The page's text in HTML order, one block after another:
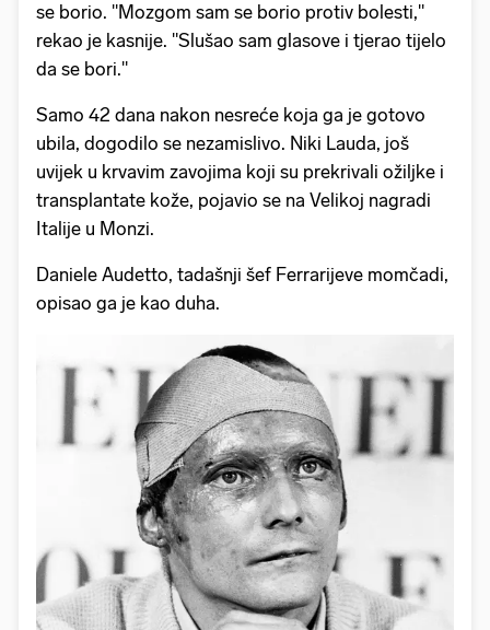
se borio. "Mozgom sam se borio protiv bolesti,"
rekao je kasnije. "Slušao sam glasove i tjerao tijelo
da se bori."
Samo 42 dana nakon nesreće koja ga je gotovo
ubila, dogodilo se nezamislivo. Niki Lauda, još
uvijek u krvavim zavojima koji su prekrivali ožiljke i
transplantate kože, pojavio se na Velikoj nagradi
Italije u Monzi.
Daniele Audetto, tadašnji šef Ferrarijeve momčadi,
opisao ga je kao duha.